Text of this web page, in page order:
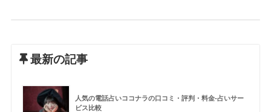
最新の記事
人気の電話占いココナラの口コミ・評判・料金-占いサー
ビス比較